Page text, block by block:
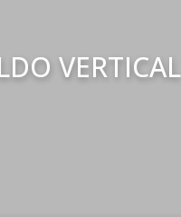
VERTICAL